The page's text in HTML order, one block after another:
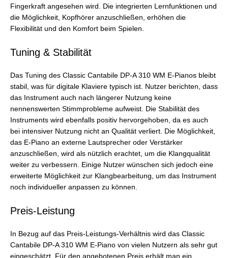
Fingerkraft angesehen wird. Die integrierten Lernfunktionen und
die Möglichkeit, Kopfhörer anzuschließen, erhöhen die
Flexibilität und den Komfort beim Spielen.
Tuning & Stabilität
Das Tuning des Classic Cantabile DP-A 310 WM E-Pianos bleibt
stabil, was für digitale Klaviere typisch ist. Nutzer berichten, dass
das Instrument auch nach längerer Nutzung keine
nennenswerten Stimmprobleme aufweist. Die Stabilität des
Instruments wird ebenfalls positiv hervorgehoben, da es auch
bei intensiver Nutzung nicht an Qualität verliert. Die Möglichkeit,
das E-Piano an externe Lautsprecher oder Verstärker
anzuschließen, wird als nützlich erachtet, um die Klangqualität
weiter zu verbessern. Einige Nutzer wünschen sich jedoch eine
erweiterte Möglichkeit zur Klangbearbeitung, um das Instrument
noch individueller anpassen zu können.
Preis-Leistung
In Bezug auf das Preis-Leistungs-Verhältnis wird das Classic
Cantabile DP-A 310 WM E-Piano von vielen Nutzern als sehr gut
eingeschätzt. Für den angebotenen Preis erhält man ein